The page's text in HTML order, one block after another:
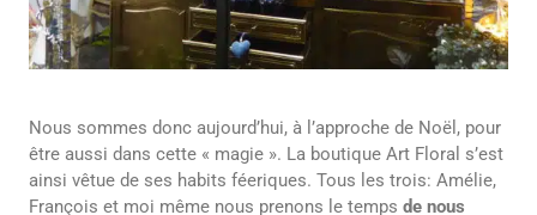
Nous sommes donc aujourd’hui, à l’approche de Noël, pour
être aussi dans cette « magie ». La boutique Art Floral s’est
ainsi vêtue de ses habits féeriques. Tous les trois: Amélie,
François et moi même nous prenons le temps de nous